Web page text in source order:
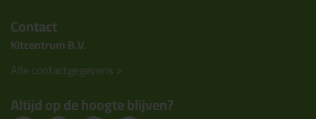
Contact
Kitcentrum B.V.
Alle contactgegevens >
Altijd op de hoogte blijven?